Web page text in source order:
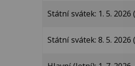
Státní svátek: 1. 5. 2026
Státní svátek: 8. 5. 2026